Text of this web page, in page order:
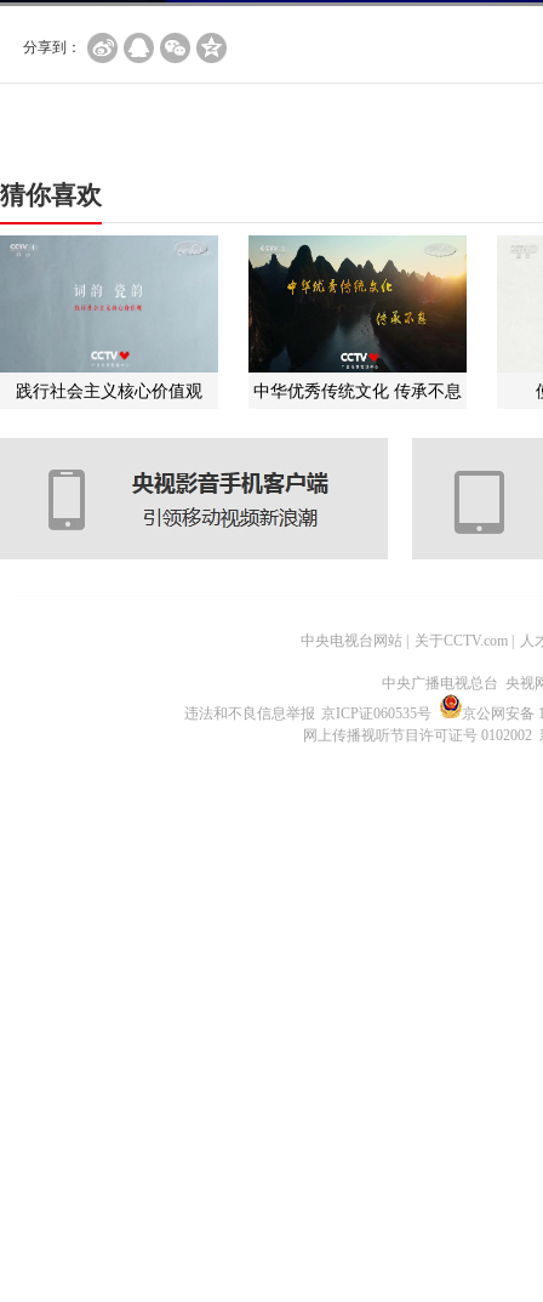
分享到：
猜你喜欢
践行社会主义核心价值观 中华优秀传统文化 传承不息
中央电视台网站 关于CCTV.com 人
中央广播电视总台 央视
违法和不良信息举报 京ICP证060535号
京公网安备
网上传播视听节目许可证号 0102002